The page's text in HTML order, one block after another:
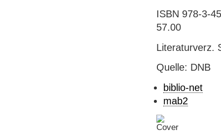
ISBN 978-3-
57.00
Literaturverz.
Quelle: DNB
biblio-net
mab2